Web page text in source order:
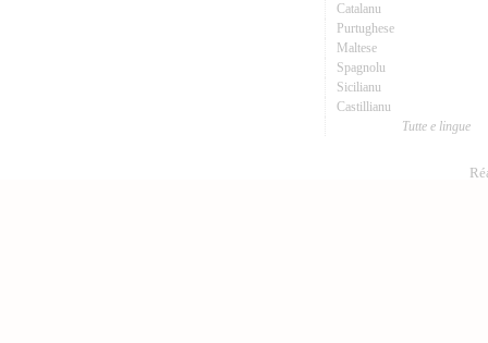
Catalanu
Purtughese
Maltese
Spagnolu
Sicilianu
Castillianu
Tutte e lingue